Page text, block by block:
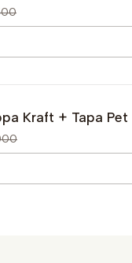
Kraft + Tapa